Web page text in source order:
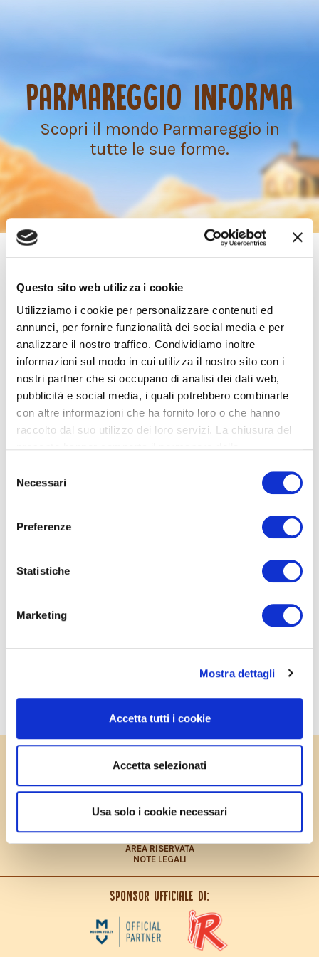
Questo sito web utilizza i cookie
Utilizziamo i cookie per personalizzare contenuti ed
annunci, per fornire funzionalità dei social media e per
analizzare il nostro traffico. Condividiamo inoltre
informazioni sul modo in cui utilizza il nostro sito con i
nostri partner che si occupano di analisi dei dati web,
pubblicità e social media, i quali potrebbero combinarle
con altre informazioni che ha fornito loro o che hanno
raccolto dal suo utilizzo dei loro servizi. La chiusura del
navigazione in assenza di cookie o altri strumenti di
Per maggiori dettagli:
Necessari
Preferenze
Statistiche
Marketing
Mostra dettagli
Accetta tutti i cookie
Accetta selezionati
Usa solo i cookie necessari
PARMAREGGIO INFORMA
Scopri il mondo Parmareggio in
tutte le sue forme.
TORNA ALLE NEWS
EMILIANO AL VILLAGGIO DI BABBO
NATALE DI TRENTO
Per la prima volta Parmareggio sarà uno degli sponsor
del Villaggio di Babbo Natale di Trento, dal 22 Novembre
al 6 di Gennaio 2025. Ogni weekend i bambini che si
laboratori sostenuti dagli sponsor e per tutto il periodo
Parmareggio con l’Elf Camp “Il piacere di mangiare
sano”: grande successo per il nostro Topolino Intenditore
PRIVACY POLICY
CONTRIBUTO FEASR
CONTATTI
LAVORA CON NOI
PRIVACY POLICY – INFORMATIVA CONSUMATORI
AREA RISERVATA
NOTE LEGALI
Sponsor ufficiale di: